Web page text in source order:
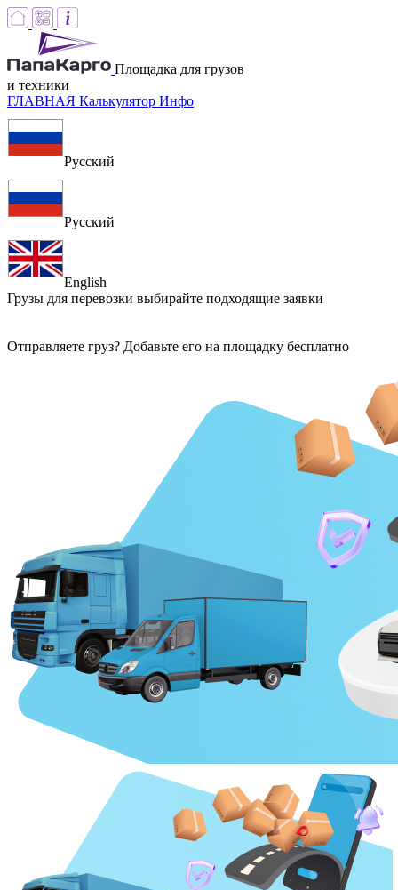
Площадка для грузов
и техники
ГЛАВНАЯ Калькулятор Инфо
Русский
Русский
English
Грузы для перевозки выбирайте подходящие заявки
Отправляете груз? Добавьте его на площадку бесплатно